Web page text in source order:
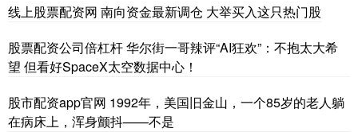
线上股票配资网 南向资金最新调仓 大举买入这只热门股
股票配资公司倍杠杆 华尔街一哥辣评“AI狂欢”：不抱太大希
望 但看好SpaceX太空数据中心！
股市配资app官网 1992年，美国旧金山，一个85岁的老人躺
在病床上，浑身颤抖——不是